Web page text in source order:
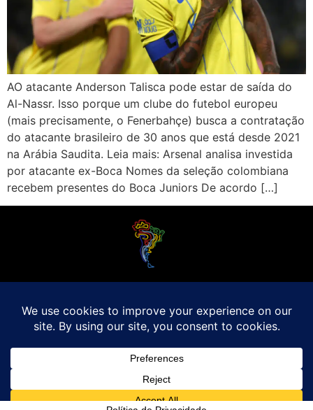
AO atacante Anderson Talisca pode estar de saída do
Al-Nassr. Isso porque um clube do futebol europeu
(mais precisamente, o Fenerbahçe) busca a contratação
do atacante brasileiro de 30 anos que está desde 2021
na Arábia Saudita. Leia mais: Arsenal analisa investida
por atacante ex-Boca Nomes da seleção colombiana
recebem presentes do Boca Juniors De acordo […]
quer mesmo é saber de tudo, desde a final do Brasileirão até a 5a rodada do
Peruano, com a mesma seriedade e com a mesma paixão.Leia Mais
Entre em contato conosco:comercial@futebolatino.com.br
© Futebol Latino - Todos os Direitos Reservados - 2021